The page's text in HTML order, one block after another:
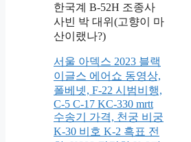
한국계 B-52H 조종사
사빈 박 대위(고향이 마
산이랬나?)
서울 아덱스 2023 블랙
이글스 에어쇼 동영상,
폴베넷, F-22 시범비행,
C-5 C-17 KC-330 mrtt
수송기 가격, 천궁 비궁
K-30 비호 K-2 흑표 전